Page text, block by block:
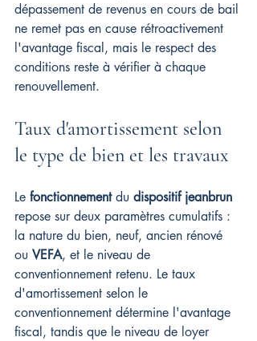
dépassement de revenus en cours de bail
ne remet pas en cause rétroactivement
l'avantage fiscal, mais le respect des
conditions reste à vérifier à chaque
renouvellement.
Taux d'amortissement selon
le type de bien et les travaux
Le fonctionnement du dispositif jeanbrun
repose sur deux paramètres cumulatifs :
la nature du bien, neuf, ancien rénové
ou VEFA, et le niveau de
conventionnement retenu. Le taux
d'amortissement selon le
conventionnement détermine l'avantage
fiscal, tandis que le niveau de loyer